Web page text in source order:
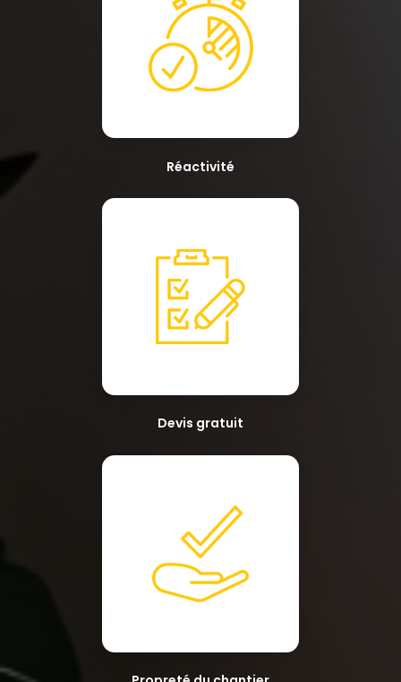
Réactivité
Devis gratuit